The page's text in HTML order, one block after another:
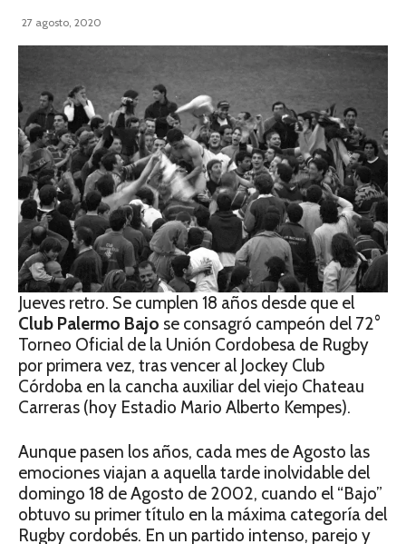
27 agosto, 2020
Jueves retro. Se cumplen 18 años desde que el
Club Palermo Bajo se consagró campeón del 72°
Torneo Oficial de la Unión Cordobesa de Rugby
por primera vez, tras vencer al Jockey Club
Córdoba en la cancha auxiliar del viejo Chateau
Carreras (hoy Estadio Mario Alberto Kempes).
Aunque pasen los años, cada mes de Agosto las
emociones viajan a aquella tarde inolvidable del
domingo 18 de Agosto de 2002, cuando el “Bajo”
obtuvo su primer título en la máxima categoría del
Rugby cordobés. En un partido intenso, parejo y